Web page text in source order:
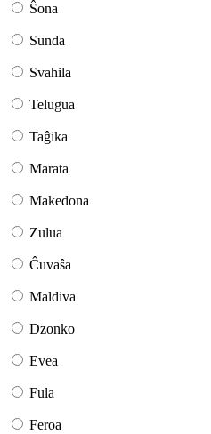
Ŝona
Sunda
Svahila
Telugua
Taĝika
Marata
Makedona
Zulua
Ĉuvaŝa
Maldiva
Dzonko
Evea
Fula
Feroa